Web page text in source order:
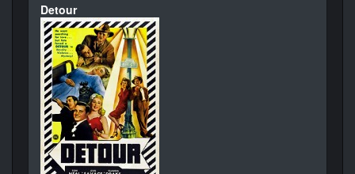
Detour